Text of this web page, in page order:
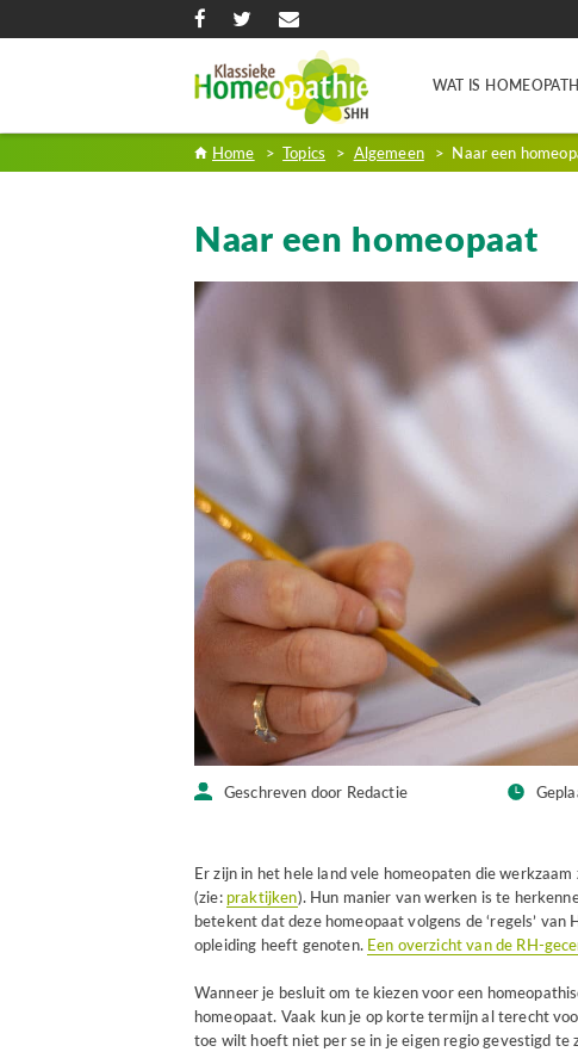
WAT IS
Home > Topics > Algemeen > Naar een
Naar een homeopaat
Geschreven door Redactie
Er zijn in het hele land vele homeopaten die
(zie:praktijken). Hun manier van werken is te
betekent dat deze homeopaat volgens de ‘regels’
opleiding heeft genoten. Een overzicht van de RH-
Wanneer je besluit om te kiezen voor een
homeopaat. Vaak kun je op korte termijn al terecht
toe wilt hoeft niet per se in je eigen regio gevestigd